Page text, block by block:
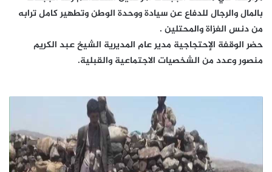
بالمال والرجال للدفاع عن سيادة ووحدة الوطن وتطهير كامل ترابه
من دنس الغزاة والمحتلين .
حضر الوقفة الإحتجاجية مدير عام المديرية الشيخ عبد الكريم
منصور وعدد من الشخصيات الاجتماعية والقبلية.